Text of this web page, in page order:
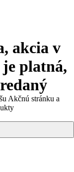
akcia v
platná,
Akčnú stránku a